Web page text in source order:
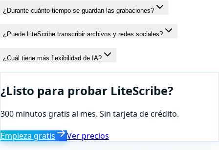
¿Durante cuánto tiempo se guardan las grabaciones?
¿Puede LiteScribe transcribir archivos y redes sociales?
¿Cuál tiene más flexibilidad de IA?
¿Listo para probar LiteScribe?
300 minutos gratis al mes. Sin tarjeta de crédito.
Empieza gratis Ver precios